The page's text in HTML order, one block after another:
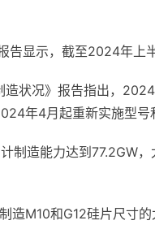
显示，截至2024年上
造状况》报告指出，
年4月起重新实施型号
制造能力达到77.2GW
造M10和G12硅片尺寸